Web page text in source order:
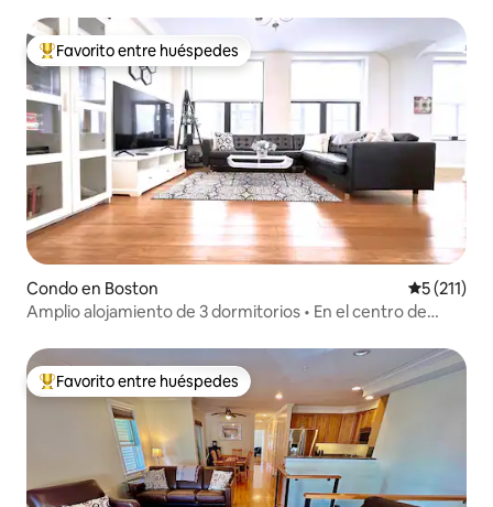
Favorito entre huéspedes preferido
Favorito entre huéspedes
Condo en Boston
5 (211)
Amplio alojamiento de 3 dormitorios • En el centro de
Favorito entre huéspedes preferido
Favorito entre huéspedes